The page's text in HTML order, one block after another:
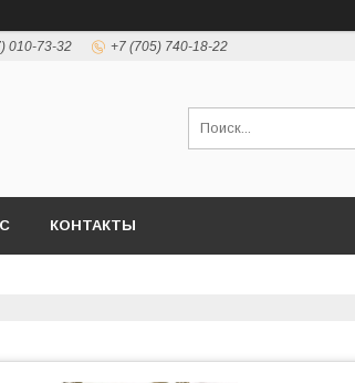
010-73-32 +7 (705) 740-18-22
КОНТАКТЫ